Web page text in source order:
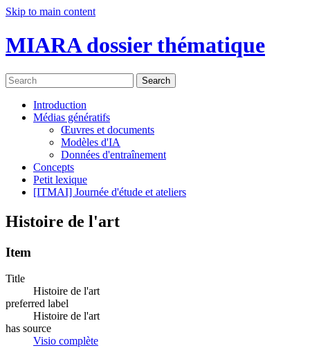
Skip to main content
MIARA dossier thématique
Search
Introduction
Médias génératifs
Œuvres et documents
Modèles d'IA
Données d'entraînement
Concepts
Petit lexique
[ITMAI] Journée d'étude et ateliers
Histoire de l'art
Item
Title
Histoire de l'art
preferred label
Histoire de l'art
has source
Visio complète